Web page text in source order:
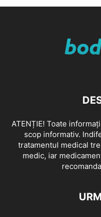
ATENȚIE! Toate
scop informativ.
tratamentul medical
medic, iar